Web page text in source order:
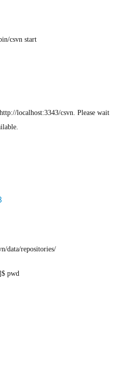
csvn start
localhost:3343/csvn. Please wait
data/repositories/
pwd